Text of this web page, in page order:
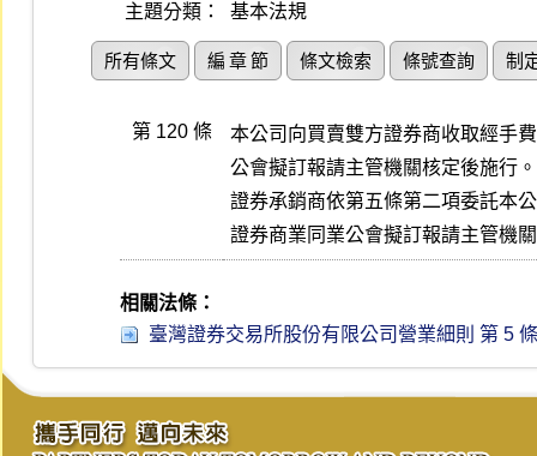
主題分類： 基本法規
所有條文 編 章 節 條文檢索 條號查詢 制
第 120 條
本公司向買賣雙方證券商收取經手
公會擬訂報請主管機關核定後施行。
證券承銷商依第五條第二項委託本
證券商業同業公會擬訂報請主管機
相關法條：
臺灣證券交易所股份有限公司營業細則 第 5